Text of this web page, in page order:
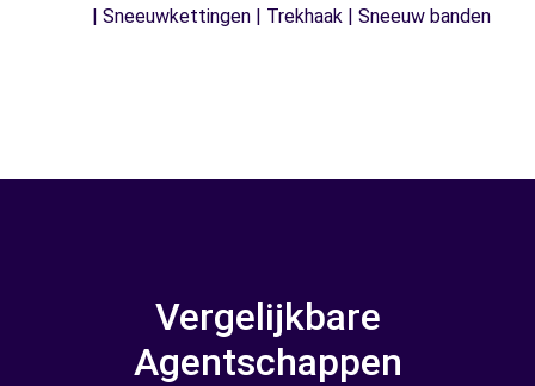
| Sneeuwkettingen | Trekhaak | Sneeuw banden
Vergelijkbare
Agentschappen